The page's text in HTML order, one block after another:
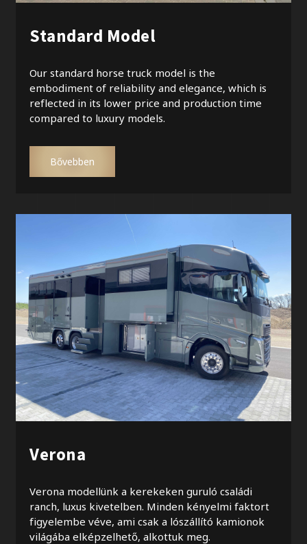
Standard Model
Our standard horse truck model is the
embodiment of reliability and elegance, which is
reflected in its lower price and production time
compared to luxury models.
Bővebben
Verona
Verona modellünk a kerekeken guruló családi
ranch, luxus kivetelben. Minden kényelmi faktort
figyelembe véve, ami csak a lószállító kamionok
világába elképzelhető, alkottuk meg.